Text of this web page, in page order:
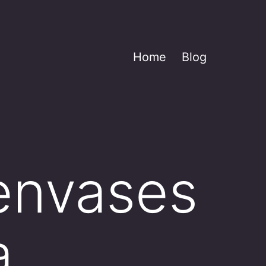
Home Blog